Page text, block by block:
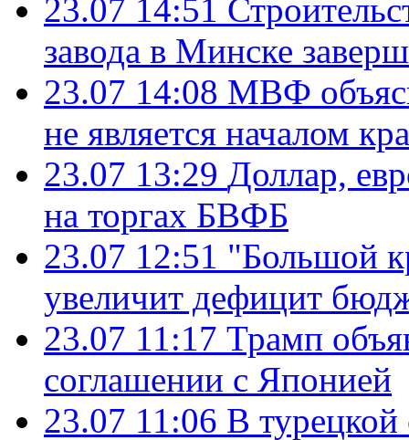
23.07 14:51
завода в Минске
23.07 14:08 МВФ
не является началом
23.07 13:29 Доллар,
на торгах БВФБ
23.07 12:51 "Большой
увеличит дефицит
23.07 11:17 Трамп
соглашении с Японией
23.07 11:06 В